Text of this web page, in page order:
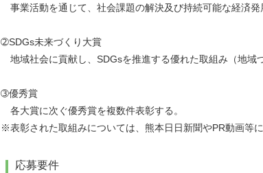
事業活動を通じて、社会課題の解決及び持続可能な経済
➁SDGs未来づくり大賞
地域社会に貢献し、SDGsを推進する優れた取組み（地域
➂優秀賞
各大賞に次ぐ優秀賞を複数件表彰する。
※表彰された取組みについては、熊本日日新聞やPR動画等
応募要件